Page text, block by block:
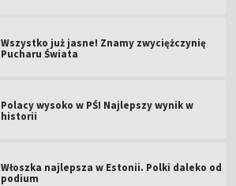
Wszystko już jasne! Znamy zwyciężczynię
Pucharu Świata
Polacy wysoko w PŚ! Najlepszy wynik w
historii
Włoszka najlepsza w Estonii. Polki daleko od
podium